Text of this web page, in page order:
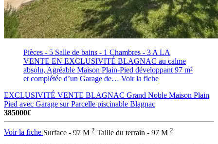
Pièces - 5 Salle de bains - 1 Chambres - 3 A LA
VENTE EN EXCLUSIVITÉ BLAGNAC au calme
absolu, Agréable Maison Plain-Pied développant 97 m²
et complétée d’un Garage de… Voir la fiche
EXCLUSIVITÉ VENTE BLAGNAC Grand Noble Maison Plain
Pied avec Garage sur Parcelle piscinable Blagnac
385000€
Voir la fiche Surface - 97 M 2 Taille du terrain - 97 M 2